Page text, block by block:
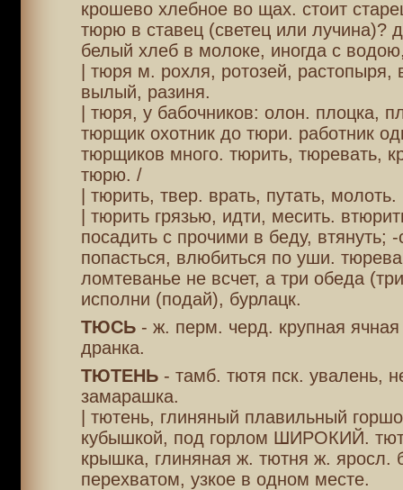
крошево хлебное во щах. стоит
тюрю в ставец (светец или лучина)?
белый хлеб в молоке, иногда с
| тюря м. рохля, ротозей, растопыря,
вылый, разиня.
| тюря, у бабочников: олон. плоцка,
тюрщик охотник до тюри. работник
тюрщиков много. тюрить, тюревать,
тюрю. /
| тюрить, твер. врать, путать, молоть.
| тюрить грязью, идти, месить.
посадить с прочими в беду, втянуть;
попасться, влюбиться по уши.
ломтеванье не всчет, а три обеда
исполни (подай), бурлацк.
ТЮСЬ- ж. перм. черд. крупная
дранка.
ТЮТЕНЬ- тамб. тютя пск. увалень,
замарашка.
| тютень, глиняный плавильный
кубышкой, под горлом ШИРОКИЙ.
крышка, глиняная ж. тютня ж. яросл.
перехватом, узкое в одном месте.